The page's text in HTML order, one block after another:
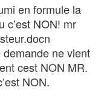
en formule la
c’est NON! mr
ne vient
cest NON MR.
NON.